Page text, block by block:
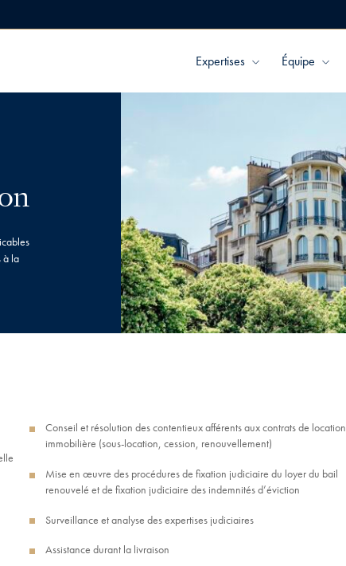
Expertises Équipe
à la
Conseil et résolution des contentieux afférents aux contrats de location
immobilière (sous-location, cession, renouvellement)
Mise en œuvre des procédures de fixation judiciaire du loyer du bail
renouvelé et de fixation judiciaire des indemnités d’éviction
Surveillance et analyse des expertises judiciaires
Assistance durant la livraison